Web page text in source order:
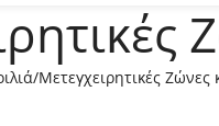
Μετεγχειρητικές Ζώνες